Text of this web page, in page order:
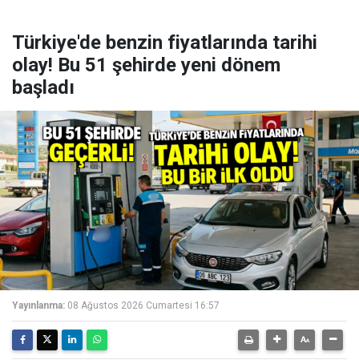
Türkiye'de benzin fiyatlarında tarihi
olay! Bu 51 şehirde yeni dönem
başladı
Yayınlanma: 08 Ağustos 2026 Cumartesi 16:57